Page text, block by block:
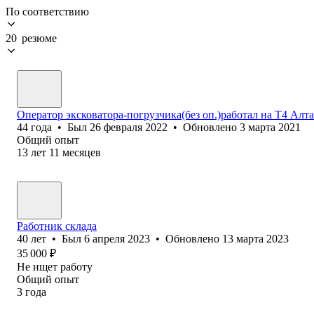
По соответствию
20 резюме
Оператор эксковатора-погрузчика(без оп.)работал на Т4
44 года • Был 26 февраля 2022 • Обновлено 3 марта 2021
Общий опыт
13 лет 11 месяцев
Работник склада
40 лет • Был 6 апреля 2023 • Обновлено 13 марта 2023
35 000 ₽
Не ищет работу
Общий опыт
3 года